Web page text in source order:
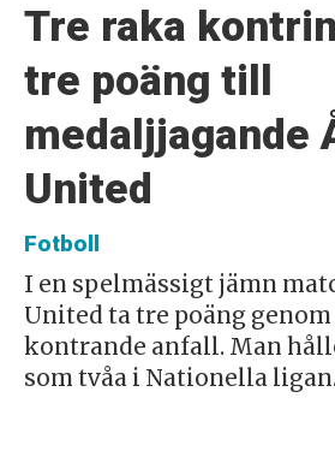
Tre raka
tre poäng till
medaljjagande
United
Fotboll
I en spelmässigt jämn
United ta tre poäng genom
kontrande anfall. Man
som tvåa i Nationella